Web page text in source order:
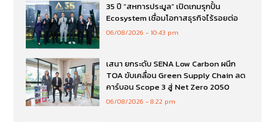
35 ปี “สหการประมูล” เปิดเกมรุกปั้น
Ecosystem เชื่อมโอกาสธุรกิจไร้รอยต่อ
06/08/2026 10:43 pm
เสนา ยกระดับ SENA Low Carbon ผนึก
TOA ขับเคลื่อน Green Supply Chain ลด
คาร์บอน Scope 3 สู่ Net Zero 2050
06/08/2026 8:22 pm